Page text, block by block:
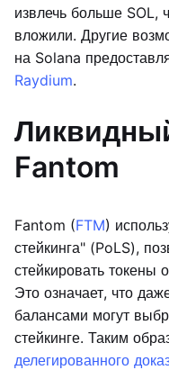
извлечь больше SOL,
вложили. Другие
на Solana
Raydium.
Fantom
Fantom (FTM)
стейкинга" (PoLS),
стейкировать токены
Это означает, что
балансами могут
стейкинге. Таким
делегированного